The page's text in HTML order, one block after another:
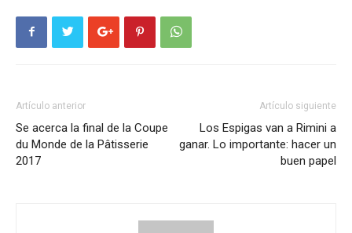
Artículo anterior
Se acerca la final de la Coupe
du Monde de la Pâtisserie
2017
Artículo siguiente
Los Espigas van a Rimini a
ganar. Lo importante: hacer un
buen papel